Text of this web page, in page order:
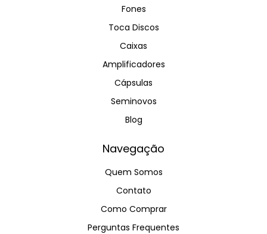
Fones
Toca Discos
Caixas
Amplificadores
Cápsulas
Seminovos
Blog
Navegação
Quem Somos
Contato
Como Comprar
Perguntas Frequentes